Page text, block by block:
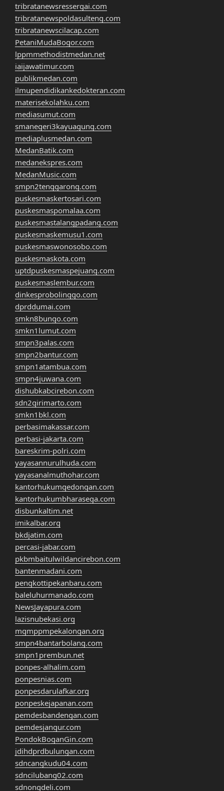
tribratanewsressergai.com
tribratanewspoldasulteng.com
tribratanewscilacap.com
PetaniMudaBogor.com
lppmmethodistmedan.net
iaijawatimur.com
publikmedan.com
ilmupendidikankedokteran.com
materisekolahku.com
mediasumut.com
smanegeri3kayuagung.com
mediaplusmedan.com
MedanBatik.com
medanekspres.com
MedanMusic.com
smpn2tenggarong.com
puskesmaskertosari.com
puskesmaspomalaa.com
puskesmastalangpadang.com
puskesmaskemusu1.com
puskesmaswonosobo.com
puskesmaskota.com
uptdpuskesmaspejuang.com
puskesmaslembur.com
dinkesprobolinggo.com
dprddumai.com
smkn8bungo.com
smkn1lumut.com
smpn3palas.com
smpn2bantur.com
smpn1atambua.com
smpn4juwana.com
dishubkabcirebon.com
sdn2girimarto.com
smkn1bkl.com
perbasimakassar.com
perbasi-jakarta.com
bareskrim-polri.com
yayasannurulhuda.com
yayasanalmuthohar.com
kantorhukumgedongan.com
kantorhukumbharasega.com
disbunkaltim.net
imikalbar.org
bkdjatim.com
percasi-jabar.com
pkbmbaitulwildancirebon.com
bantenmadani.com
pengkottipekanbaru.com
baleluhurmanado.com
NewsJayapura.com
lazisnubekasi.org
mgmppmpekalongan.org
smpn4bantarbolang.com
smpn1prembun.net
ponpes-alhalim.com
ponpesnias.com
ponpesdarulafkar.org
ponpeskejapanan.com
pemdesbandengan.com
pemdesjangur.com
PondokBoganGin.com
jdihdprdbulungan.com
sdncangkudu04.com
sdncilubang02.com
sdnongdeli.com